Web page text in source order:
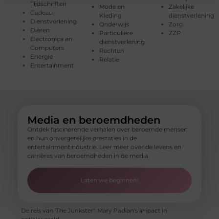
Tijdschriften
Cadeau
Dienstverlening
Dieren
Electronica en
Computers
Energie
Entertainment
Mode en
Kleding
Onderwijs
Particuliere
dienstverlening
Rechten
Relatie
Zakelijke
dienstverlening
Zorg
ZZP
Media en beroemdheden
Ontdek fascinerende verhalen over beroemde mensen
en hun onvergetelijke prestaties in de
entertainmentindustrie. Leer meer over de levens en
carrières van beroemdheden in de media.
Laten we beginnen!
De reis van 'The Junkster': Mary Padian's impact in